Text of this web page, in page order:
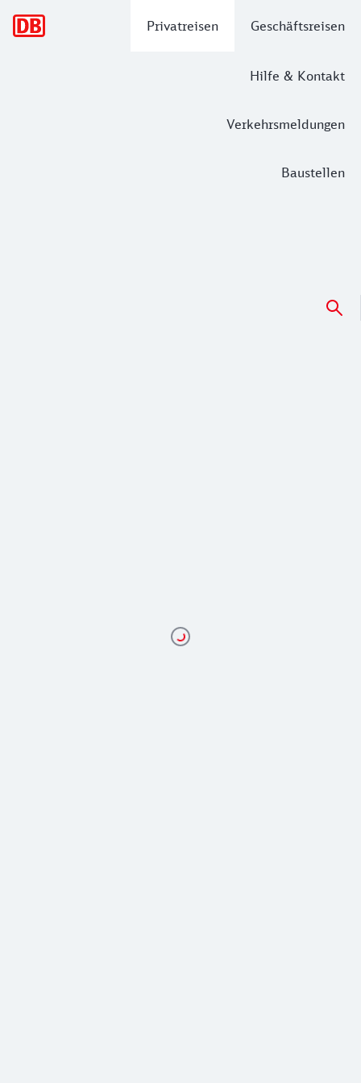
Privatreisen Geschäftsreisen
Hilfe & Kontakt
Verkehrsmeldungen
Baustellen